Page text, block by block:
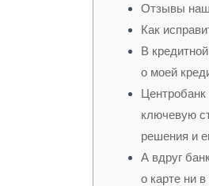
Отзывы
Как
В
о моей
Центробанк
ключевую
решения и
А вдруг
о карте ни